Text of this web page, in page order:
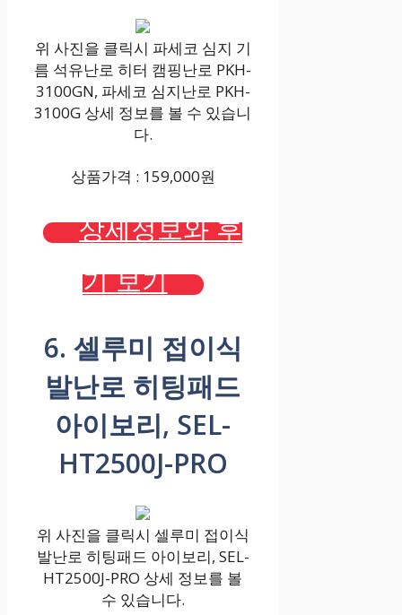
위 사진을 클릭시 파세코 심지 기
름 석유난로 히터 캠핑난로 PKH-
3100GN, 파세코 심지난로 PKH-
3100G 상세 정보를 볼 수 있습니
다.
상품가격 : 159,000원
상세정보와 후
기 보기
6. 셀루미 접이식
발난로 히팅패드
아이보리, SEL-
HT2500J-PRO
위 사진을 클릭시 셀루미 접이식
발난로 히팅패드 아이보리, SEL-
HT2500J-PRO 상세 정보를 볼
수 있습니다.